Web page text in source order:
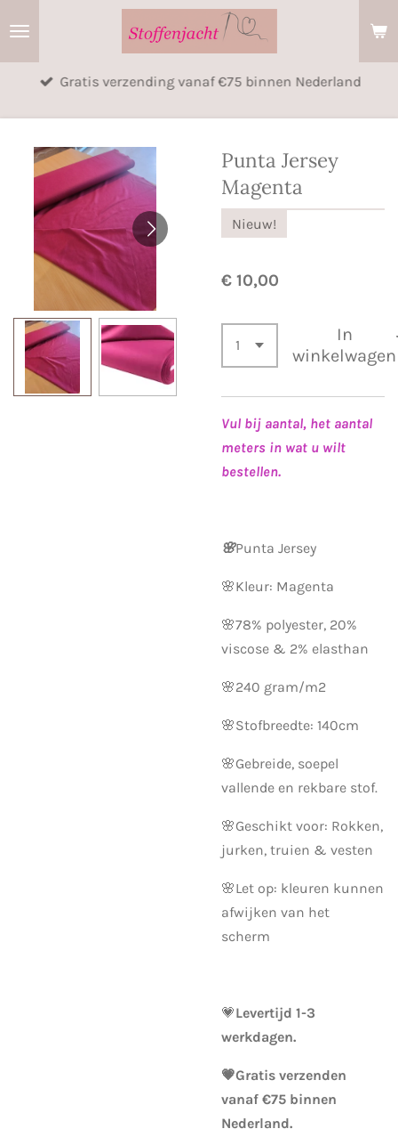
hoofdinhoud
Gratis verzending vanaf €75 binnen Nederland
Punta Jersey
Magenta
Nieuw!
€ 10,00
In
winkelwagen
Vul bij aantal, het aantal
meters in wat u wilt
bestellen.
🌸Punta Jersey
🌸Kleur: Magenta
🌸78% polyester, 20%
viscose & 2% elasthan
🌸240 gram/m2
🌸Stofbreedte: 140cm
🌸Gebreide, soepel
vallende en rekbare stof.
🌸Geschikt voor: Rokken,
jurken, truien & vesten
🌸Let op: kleuren kunnen
afwijken van het
scherm
💗Levertijd 1-3
werkdagen.
💗Gratis verzenden
vanaf €75 binnen
Nederland.